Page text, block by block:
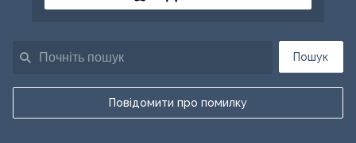
Пошук
Повідомити про помилку